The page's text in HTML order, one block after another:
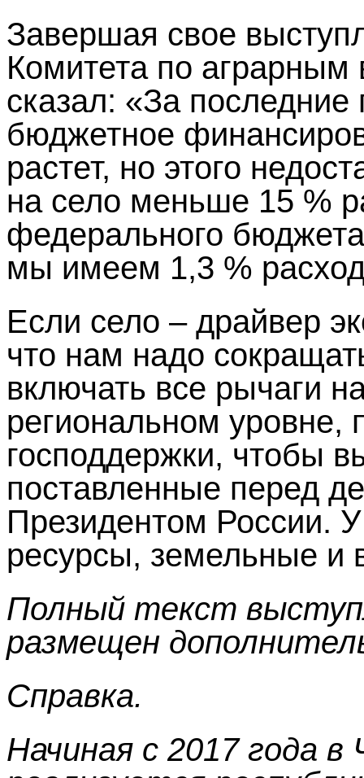
Завершая свое
Комитета по
сказал: «За
бюджетное
растет, но этого
на село меньше 15 %
федерального
мы имеем 1,3 %
Если село – драйвер
что нам надо
включать все рычаги
региональном
господдержки, чтобы
поставленные перед
Президентом России. У
ресурсы, земельные и
Полный текст
размещен
Справка.
Начиная с 2017 года в